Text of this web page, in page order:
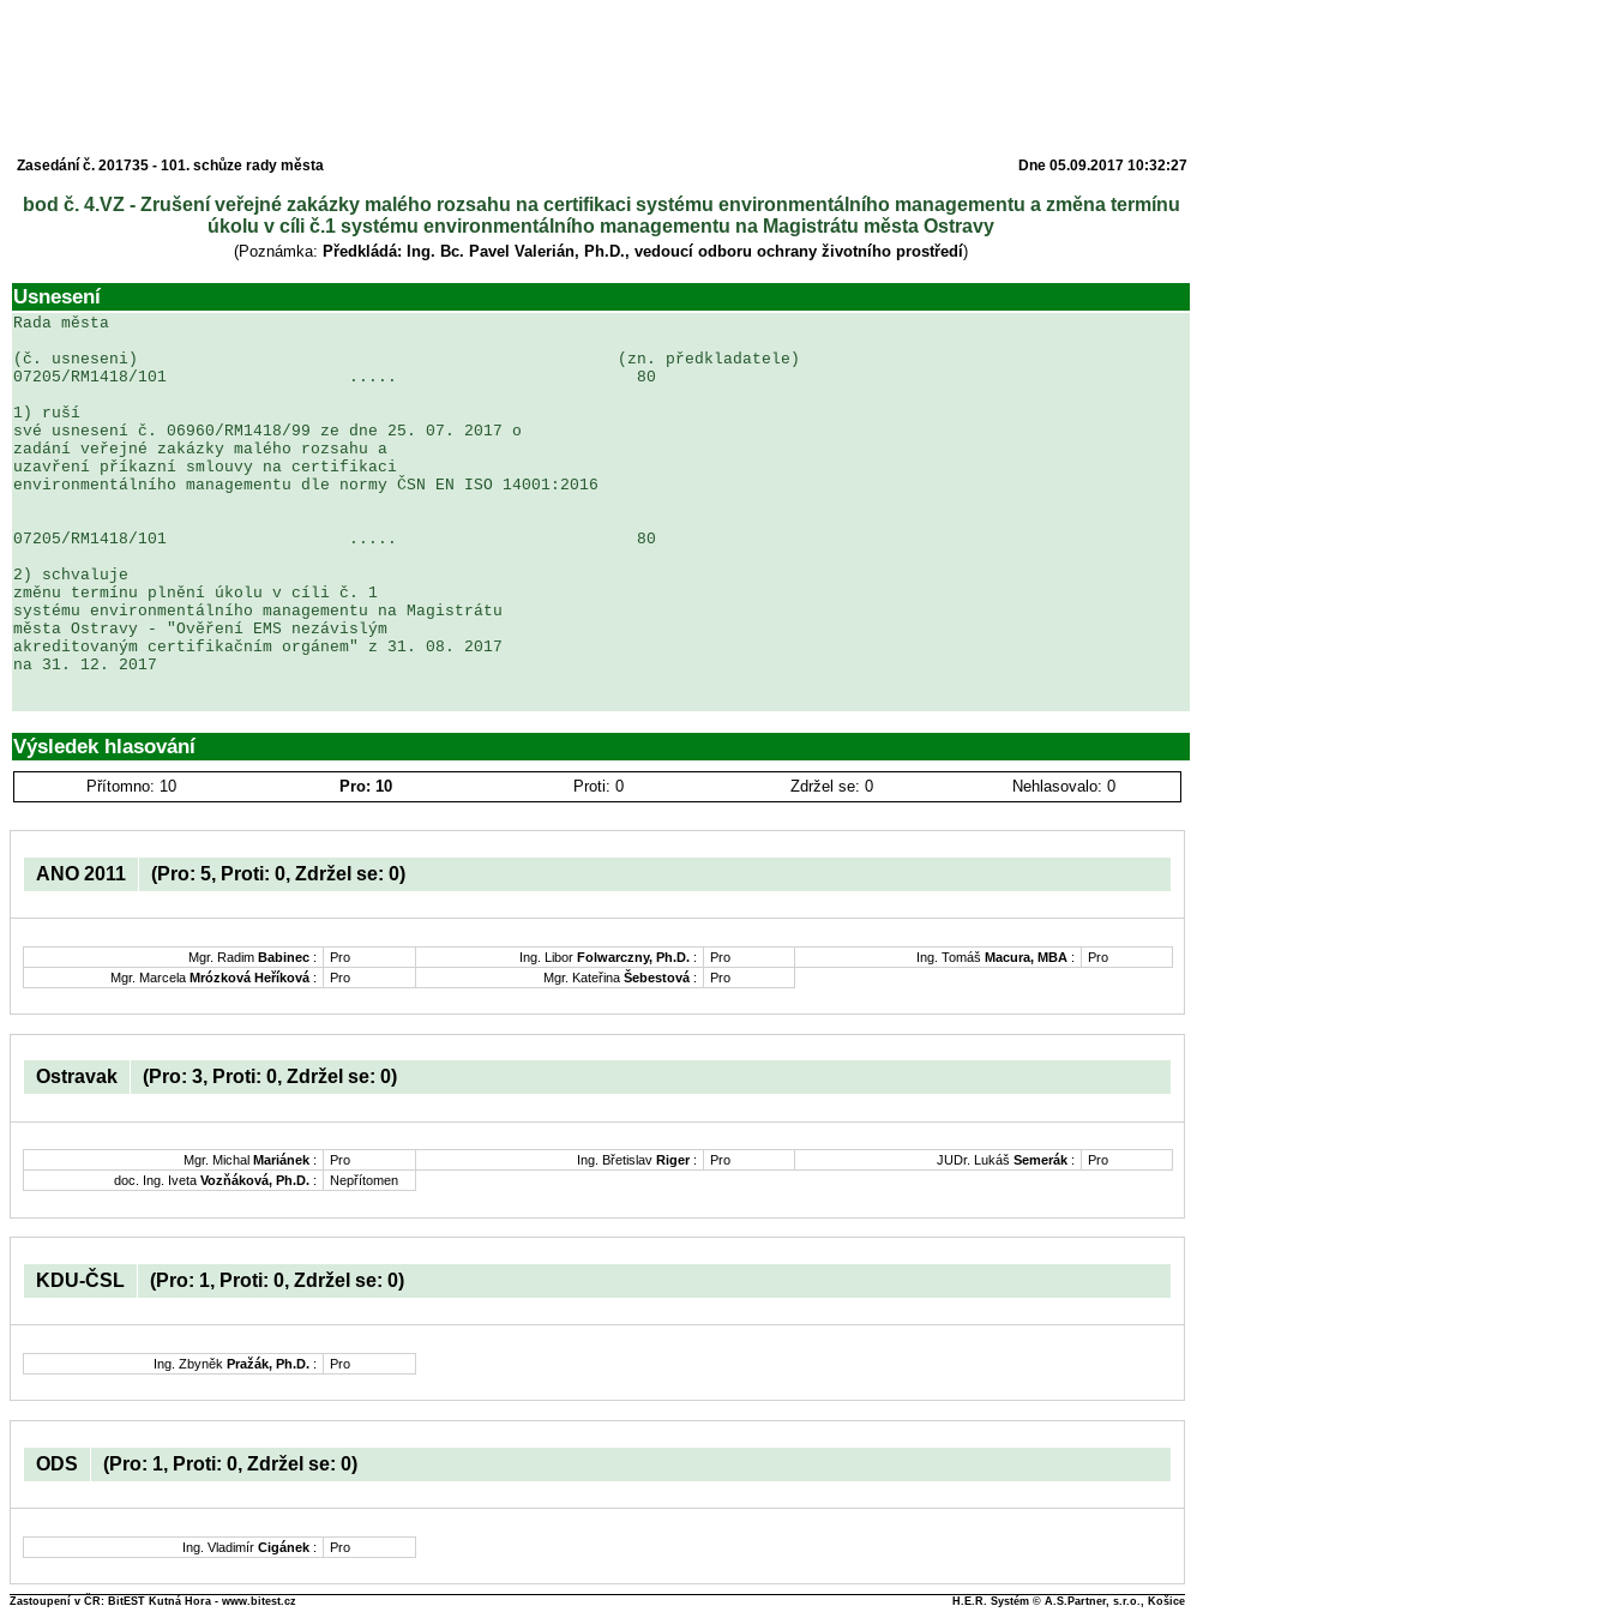
Zasedání č. 201735 - 101. schůze rady města Dne 05.09.2017 10:32:27
bod č. 4.VZ - Zrušení veřejné zakázky malého rozsahu na certifikaci systému environmentálního managementu a změna termínu
úkolu v cíli č.1 systému environmentálního managementu na Magistrátu města Ostravy
(Poznámka: Předkládá: Ing. Bc. Pavel Valerián, Ph.D., vedoucí odboru ochrany životního prostředí)
Usnesení
Rada města
(č. usneseni)                                                  (zn. předkladatele)
07205/RM1418/101                   .....                         80
1) ruší
své usnesení č. 06960/RM1418/99 ze dne 25. 07. 2017 o
zadání veřejné zakázky malého rozsahu a
uzavření příkazní smlouvy na certifikaci
environmentálního managementu dle normy ČSN EN ISO 14001:2016
07205/RM1418/101                   .....                         80
2) schvaluje
změnu termínu plnění úkolu v cíli č. 1
systému environmentálního managementu na Magistrátu
města Ostravy - "Ověření EMS nezávislým
akreditovaným certifikačním orgánem" z 31. 08. 2017
na 31. 12. 2017
Výsledek hlasování
Přítomno: 10 Pro: 10 Proti: 0 Zdržel se: 0 Nehlasovalo: 0
ANO 2011 (Pro: 5, Proti: 0, Zdržel se: 0)
Mgr. Radim Babinec : Pro Ing. Libor Folwarczny, Ph.D. : Pro Ing. Tomáš Macura, MBA :
Pro
Mgr. Marcela Mrózková Heříková : Pro Mgr. Kateřina Šebestová : Pro
Ostravak (Pro: 3, Proti: 0, Zdržel se: 0)
Mgr. Michal Mariánek : Pro Ing. Břetislav Riger: Pro JUDr. Lukáš Semerák :
Pro
doc. Ing. Iveta Vozňáková, Ph.D. : Nepřítomen
KDU-ČSL (Pro: 1, Proti: 0, Zdržel se: 0)
Ing. Zbyněk Pražák, Ph.D. : Pro
ODS (Pro: 1, Proti: 0, Zdržel se: 0)
Ing. Vladimír Cigánek : Pro
Zastoupení v ČR: BitEST Kutná Hora - www.bitest.cz H.E.R. Systém © A.S.Partner, s.r.o., Košice